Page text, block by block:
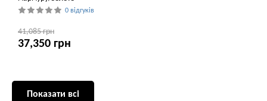
0 відгуків
41,085 грн
37,350 грн
Показати всі